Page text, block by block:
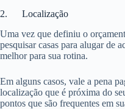
2. Localização
Uma vez que definiu o
pesquisar casas para alugar de
melhor para sua rotina.
Em alguns casos, vale a pena
localização que é próxima do
pontos que são frequentes em